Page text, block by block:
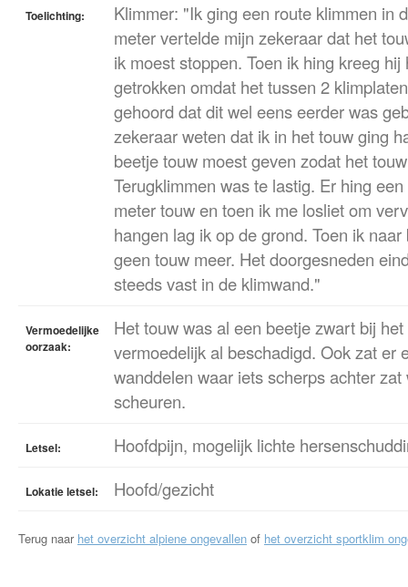
Toelichting:
Klimmer: "Ik ging een route klimmen in
meter vertelde mijn zekeraar dat het
ik moest stoppen. Toen ik hing kreeg
getrokken omdat het tussen 2
gehoord dat dit wel eens eerder was
zekeraar weten dat ik in het touw ging
beetje touw moest geven zodat het
Terugklimmen was te lastig. Er hing
meter touw en toen ik me losliet om
hangen lag ik op de grond. Toen ik
geen touw meer. Het doorgesneden
steeds vast in de klimwand."
Vermoedelijke
oorzaak:
Het touw was al een beetje zwart bij
vermoedelijk al beschadigd. Ook zat er
wanddelen waar iets scherps achter
scheuren.
Letsel: Hoofdpijn, mogelijk lichte
Lokatie letsel: Hoofd/gezicht
Terug naar het overzicht alpiene ongevallen of het overzicht sportklim